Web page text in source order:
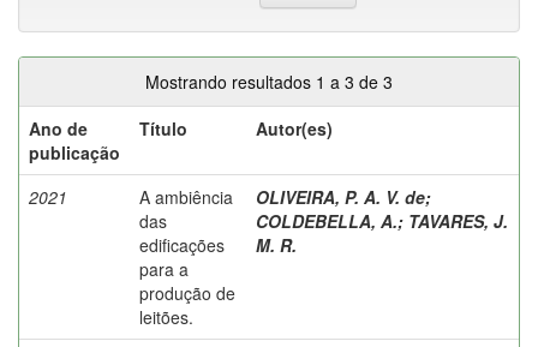
Mostrando resultados 1 a 3 de 3
Ano de
publicação
Título Autor(es)
2021
A ambiência
das
edificações
para a
produção de
leitões.
OLIVEIRA, P. A. V. de;
COLDEBELLA, A.; TAVARES, J.
M. R.